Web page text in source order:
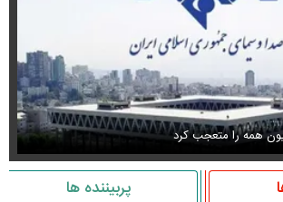
همه را متعجب کرد
پربیننده ها